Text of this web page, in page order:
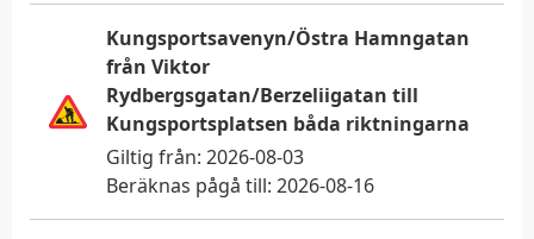
Trafiken.nu använder kakor för att ge dig en
bättre upplevelse. Du kan ändra dina
inställningar på
Visa detaljer
Kungsportsavenyn/Östra Hamngatan
från Viktor
Rydbergsgatan/Berzeliigatan till
Kungsportsplatsen båda riktningarna
Giltig från: 2026-08-03
Beräknas pågå till: 2026-08-16